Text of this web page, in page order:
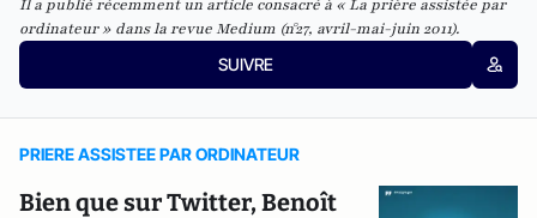
Il a publié récemment un article consacré à « La prière assistée par
ordinateur » dans la revueMedium (n°27, avril-mai-juin 2011).
SUIVRE
PRIERE ASSISTEE PAR ORDINATEUR
Bien que sur Twitter, Benoît